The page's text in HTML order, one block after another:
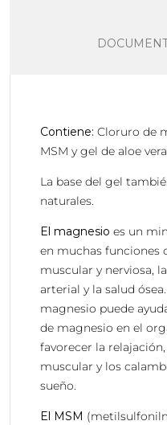
Contiene: Cloruro de
MSM y gel de aloe
La base del gel
naturales.
El magnesio es un
en muchas funciones
muscular y nerviosa,
arterial y la salud
magnesio puede
de magnesio en el
favorecer la
muscular y los
sueño.
El MSM